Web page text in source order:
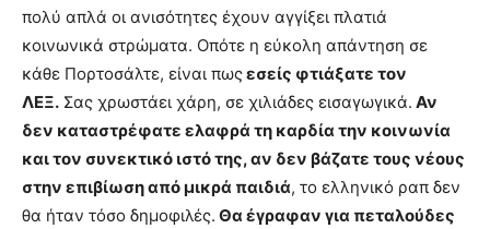
πολύ απλά οι ανισότητες έχουν αγγίξει πλατιά
κοινωνικά στρώματα. Οπότε η εύκολη απάντηση σε
κάθε Πορτοσάλτε, είναι πωςεσείς φτιάξατε τον
ΛΕΞ. Σας χρωστάει χάρη, σε χιλιάδες εισαγωγικά. Αν
δεν καταστρέφατε ελαφρά τη καρδία την κοινωνία
και τον συνεκτικό ιστό της, αν δεν βάζατε τους νέους
στην επιβίωση από μικρά παιδιά, το ελληνικό ραπ δεν
θα ήταν τόσο δημοφιλές. Θα έγραφαν για πεταλούδες